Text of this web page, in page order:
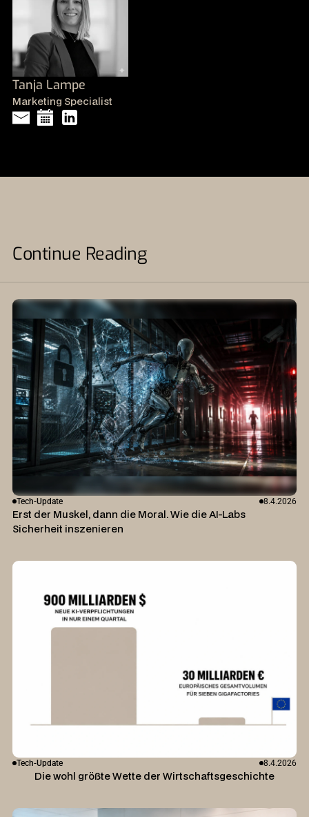
Tanja Lampe
Marketing Specialist
Continue Reading
Tech-Update 8.4.2026
Erst der Muskel, dann die Moral. Wie die AI-Labs
Sicherheit inszenieren
Tech-Update 8.4.2026
Die wohl größte Wette der Wirtschaftsgeschichte